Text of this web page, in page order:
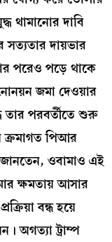
থামানোর দাবি
সত্যতার দায়ভার
পরেও পড়ে থাকে
জমা দেওয়ার
তার পরবর্তীতে শুরু
ক্রমাগত পিআর
ওবামাও এই
ক্ষমতায় আসার
বন্ধ হয়ে
অগত্যা ট্রাম্প